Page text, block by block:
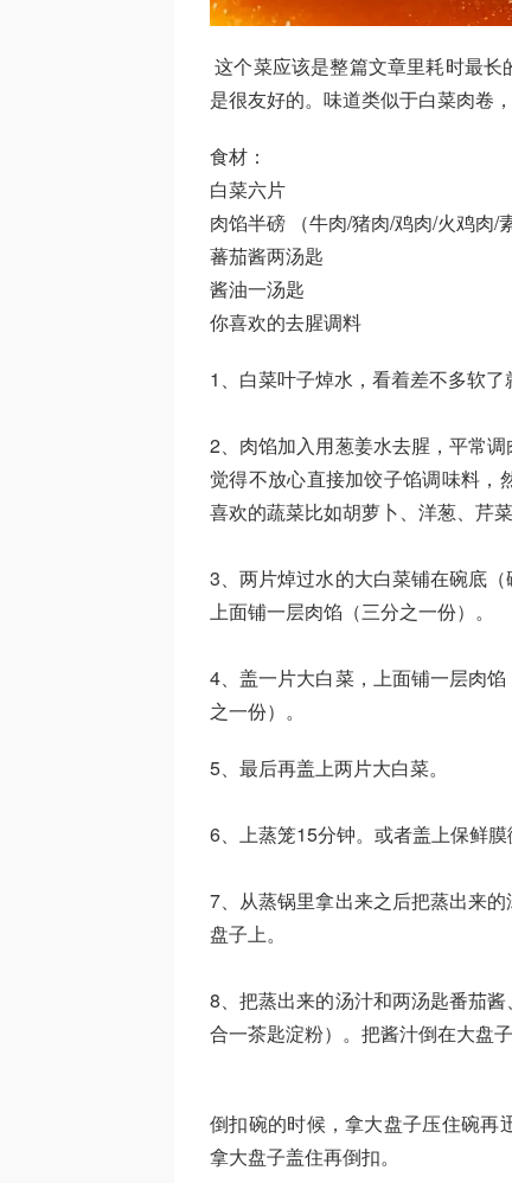
这个菜应该是整篇文章里耗时最
是很友好的。味道类似于白菜肉卷
食材：
白菜六片
肉馅半磅 （牛肉/猪肉/鸡肉/火鸡肉/
蕃茄酱两汤匙
酱油一汤匙
你喜欢的去腥调料
1、白菜叶子焯水，看着差不多软了
2、肉馅加入用葱姜水去腥，平常
觉得不放心直接加饺子馅调味料，
喜欢的蔬菜比如胡萝卜、洋葱、芹菜
3、两片焯过水的大白菜铺在碗底
上面铺一层肉馅（三分之一份）。
4、盖一片大白菜，上面铺一层肉
之一份）。
5、最后再盖上两片大白菜。
6、上蒸笼15分钟。或者盖上保鲜
7、从蒸锅里拿出来之后把蒸出来
盘子上。
8、把蒸出来的汤汁和两汤匙番茄
合一茶匙淀粉）。把酱汁倒在大盘子
倒扣碗的时候，拿大盘子压住碗再
拿大盘子盖住再倒扣。